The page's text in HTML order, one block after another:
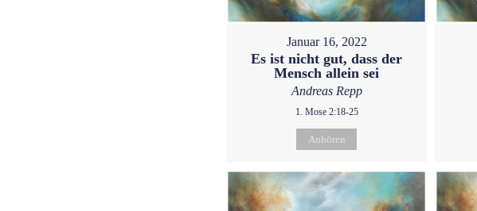
Januar 16, 2022
Es ist nicht gut, dass der
Mensch allein sei
Andreas Repp
1. Mose 2:18-25
Anhören